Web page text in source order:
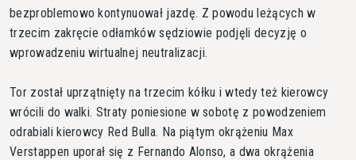
bezproblemowo kontynuował jazdę. Z powodu leżących w
trzecim zakręcie odłamków sędziowie podjęli decyzję o
wprowadzeniu wirtualnej neutralizacji.
Tor został uprzątnięty na trzecim kółku i wtedy też kierowcy
wrócili do walki. Straty poniesione w sobotę z powodzeniem
odrabiali kierowcy Red Bulla. Na piątym okrążeniu Max
Verstappen uporał się z Fernando Alonso, a dwa okrążenia